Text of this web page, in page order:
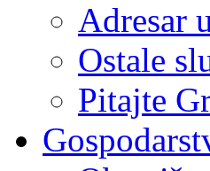
Adresar
Ostale
Pitajte